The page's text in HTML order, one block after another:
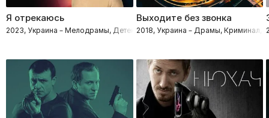
Я отрекаюсь
2023, Украина – Мелодрамы, Детективы, Криминал
Выходите без звонка
2018, Украина – Драмы, Криминал,